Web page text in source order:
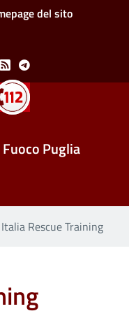
del sito
Feed Telegram
Puglia
Italia Rescue Training